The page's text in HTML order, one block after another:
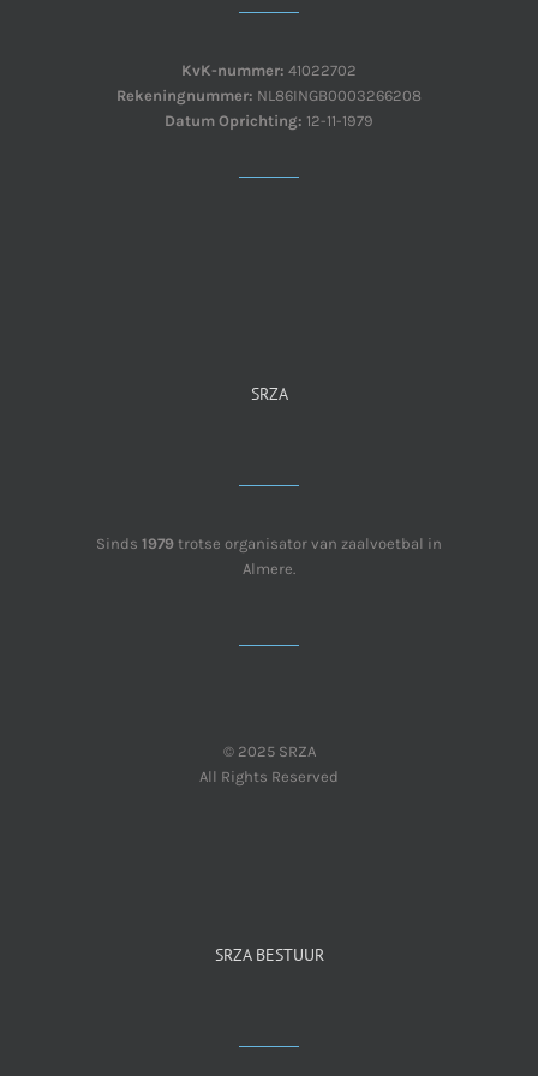
KvK-nummer: 41022702
Rekeningnummer: NL86INGB0003266208
Datum Oprichting: 12-11-1979
SRZA
Sinds 1979 trotse organisator van zaalvoetbal in
Almere.
© 2025 SRZA
All Rights Reserved
SRZA BESTUUR